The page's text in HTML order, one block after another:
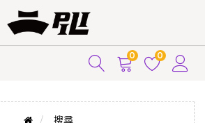
0 0